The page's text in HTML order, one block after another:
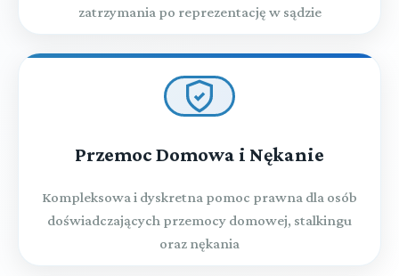
zatrzymania po reprezentację w sądzie
Przemoc Domowa i Nękanie
Kompleksowa i dyskretna pomoc prawna dla osób
doświadczających przemocy domowej, stalkingu
oraz nękania